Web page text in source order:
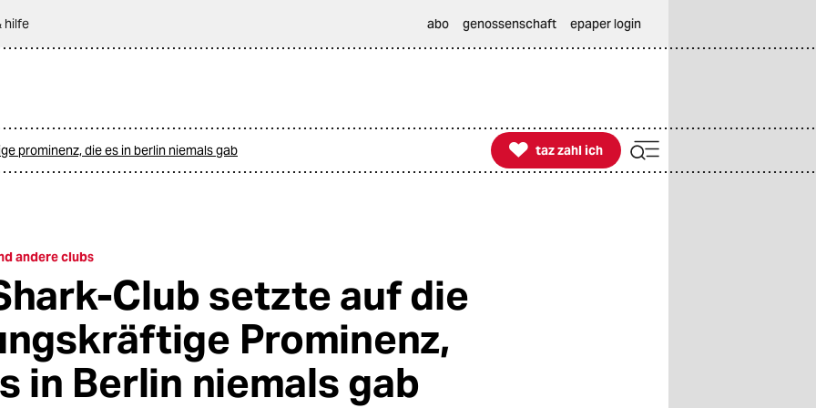
hilfe abo genossenschaft epaper login
prominenz, die es in berlin niemals gab 
taz zahl ich
taz zahl ich
andere clubs
Club setzte auf die
Prominenz,
in Berlin niemals gab